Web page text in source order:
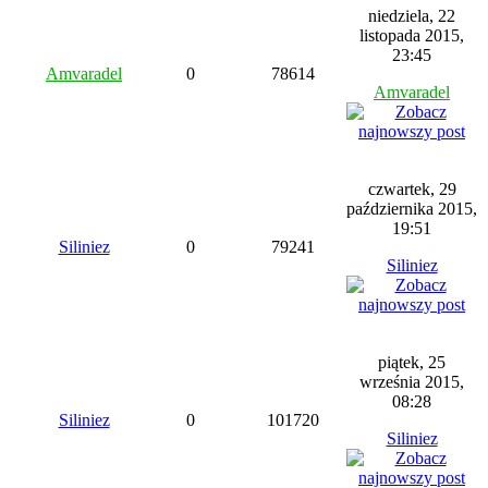
Amvaradel 0 78614
niedziela, 22
listopada 2015,
23:45
Amvaradel
Siliniez 0 79241
czwartek, 29
października 2015,
19:51
Siliniez
Siliniez 0 101720
piątek, 25
września 2015,
08:28
Siliniez